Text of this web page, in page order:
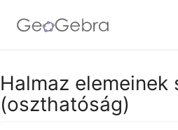
Google Classroom
Halmaz elemeinek
(oszthatóság)